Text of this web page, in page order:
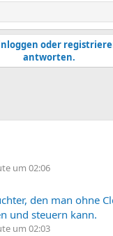
oder
antworten.
um 02:06
den man ohne
und steuern kann.
um 02:03